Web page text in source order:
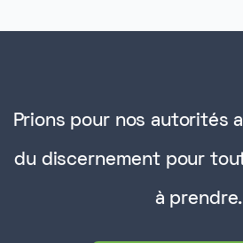
Prions pour nos autorités
du discernement pour
à prendre.